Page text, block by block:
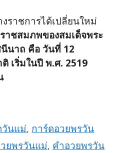
ราชการได้เปลี่ยนใหม่
าชสมภพของสมเด็จพระ
นีนาถ คือ วันที่ 12
เริ่มในปี พ.ศ. 2519
วันแม่, การ์ดอวยพรวัน
ยพรวันแม่, คำอวยพรวัน